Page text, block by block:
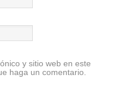
y sitio web en este
haga un comentario.